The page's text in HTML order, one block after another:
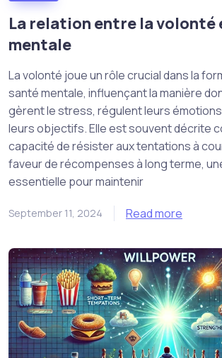
La relation entre la volonté
mentale
La volonté joue un rôle crucial dans la
santé mentale, influençant la manière
gèrent le stress, régulent leurs
leurs objectifs. Elle est souvent décrite
capacité de résister aux tentations à
faveur de récompenses à long terme,
essentielle pour maintenir
September 11, 2024 Read more